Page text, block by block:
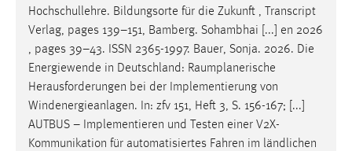
Hochschullehre. Bildungsorte für die Zukunft , Transcript
Verlag, pages 139–151, Bamberg. Sohambhai [...] en 2026
, pages 39–43. ISSN 2365-1997. Bauer, Sonja. 2026. Die
Energiewende in Deutschland: Raumplanerische
Herausforderungen bei der Implementierung von
Windenergieanlagen. In: zfv 151, Heft 3, S. 156-167; [...]
AUTBUS – Implementieren und Testen einer V2X-
Kommunikation für automatisiertes Fahren im ländlichen